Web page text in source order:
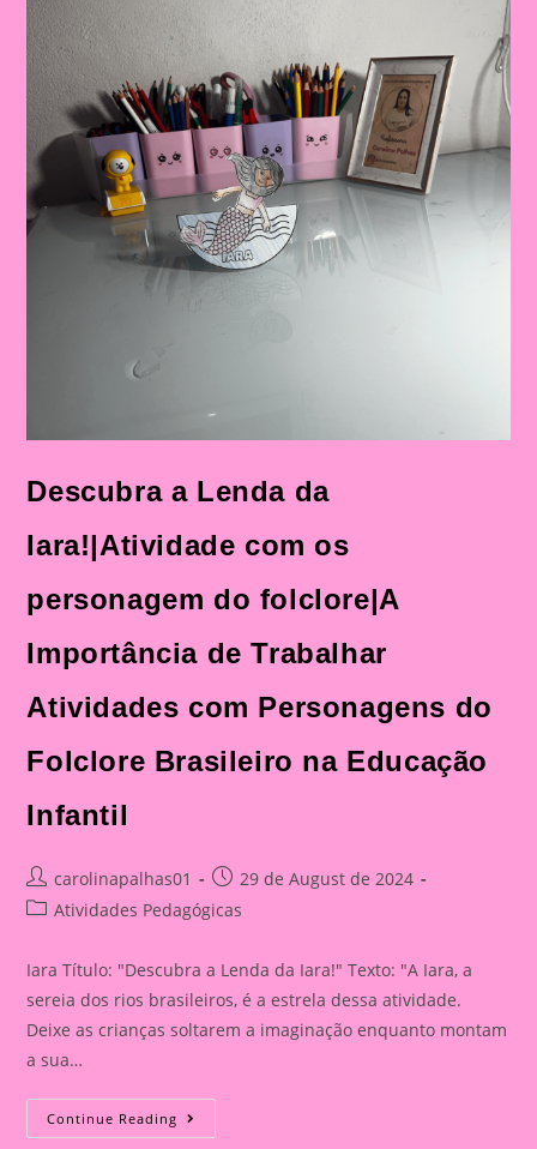
Folclore|A
Importância
De
Atividades
Com
Personagens
Do
Folclore
Brasileiro
Na
Educação
Infantil
Descubra a Lenda da
Iara!|Atividade com os
personagem do folclore|A
Importância de Trabalhar
Atividades com Personagens do
Folclore Brasileiro na Educação
Infantil
Post
author:
carolinapalhas01
Post
published:
29 de August de 2024
PostAtividades Pedagógicas
Iara Título: "Descubra a Lenda da Iara!" Texto: "A Iara, a
sereia dos rios brasileiros, é a estrela dessa atividade.
Deixe as crianças soltarem a imaginação enquanto montam
a sua…
Continue Reading Descubra
A